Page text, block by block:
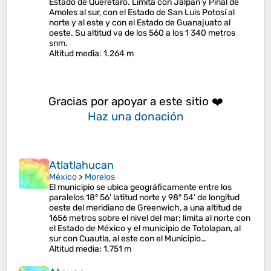
Estado de Querétaro. Limita con Jalpan y Pinal de
Amoles al sur, con el Estado de San Luis Potosí al
norte y al este y con el Estado de Guanajuato al
oeste. Su altitud va de los 560 a los 1 340 metros
snm.
Altitud media: 1.264 m
Gracias por apoyar a este sitio ❤️
Haz una donación
Atlatlahucan
México > Morelos
El municipio se ubica geográficamente entre los
paralelos 18° 56’ latitud norte y 98° 54’ de longitud
oeste del meridiano de Greenwich, a una altitud de
1656 metros sobre el nivel del mar; limita al norte con
el Estado de México y el municipio de Totolapan, al
sur con Cuautla, al este con el Municipio…
Altitud media: 1.751 m